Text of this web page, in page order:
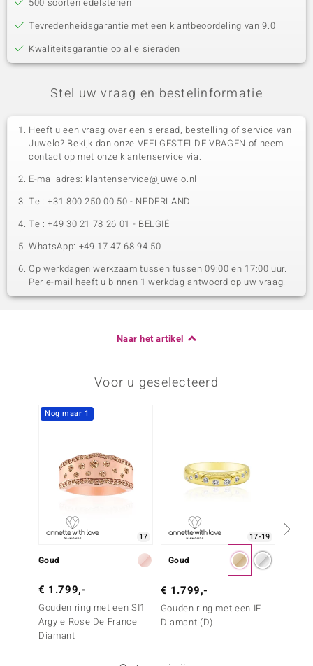
Tevredenheidsgarantie met een klantbeoordeling van 9.0
Kwaliteitsgarantie op alle sieraden
Stel uw vraag en bestelinformatie
Heeft u een vraag over een sieraad, bestelling of service van
Juwelo? Bekijk dan onze VEELGESTELDE VRAGEN of neem
contact op met onze klantenservice via:
E-mailadres: klantenservice@juwelo.nl
Tel: +31 800 250 00 50 - NEDERLAND
Tel: +49 30 21 78 26 01 - BELGIË
WhatsApp: +49 17 47 68 94 50
Op werkdagen werkzaam tussen tussen 09:00 en 17:00 uur.
Per e-mail heeft u binnen 1 werkdag antwoord op uw vraag.
Naar het artikel
Voor u geselecteerd
Nog maar 1
17
Goud
€ 1.799,-
Gouden ring met een SI1
Argyle Rose De France
Diamant
17-19
Goud
€ 1.799,-
Gouden ring met een IF
Diamant (D)